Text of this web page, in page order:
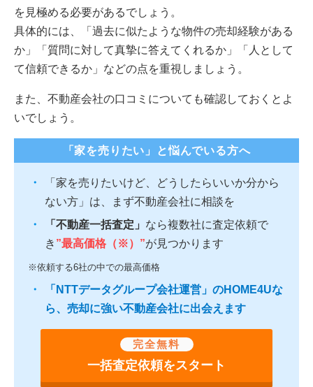
を見極める必要があるでしょう。
具体的には、「過去に似たような物件の売却経験がある
か」「質問に対して真摯に答えてくれるか」「人として
て信頼できるか」などの点を重視しましょう。
また、不動産会社の口コミについても確認しておくとよ
いでしょう。
「家を売りたい」と悩んでいる方へ
「家を売りたいけど、どうしたらいいか分から
ない方」は、まず不動産会社に相談を
「不動産一括査定」 なら複数社に査定依頼で
き ”最高価格（※）”が見つかります
※依頼する6社の中での最高価格
「NTTデータグループ会社運営」のHOME4Uな
ら、売却に強い不動産会社に出会えます
完全無料
一括査定依頼をスタート